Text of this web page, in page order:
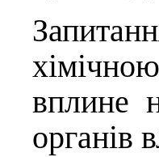
вплине
органів